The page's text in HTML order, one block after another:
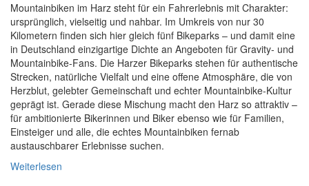
Mountainbiken im Harz steht für ein Fahrerlebnis mit Charakter:
ursprünglich, vielseitig und nahbar. Im Umkreis von nur 30
Kilometern finden sich hier gleich fünf Bikeparks – und damit eine
in Deutschland einzigartige Dichte an Angeboten für Gravity- und
Mountainbike-Fans. Die Harzer Bikeparks stehen für authentische
Strecken, natürliche Vielfalt und eine offene Atmosphäre, die von
Herzblut, gelebter Gemeinschaft und echter Mountainbike-Kultur
geprägt ist. Gerade diese Mischung macht den Harz so attraktiv –
für ambitionierte Bikerinnen und Biker ebenso wie für Familien,
Einsteiger und alle, die echtes Mountainbiken fernab
austauschbarer Erlebnisse suchen.
Weiterlesen